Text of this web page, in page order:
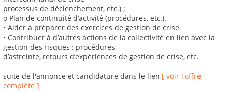
processus de déclenchement, etc.) ;
o Plan de continuité d’activité (procédures, etc.).
• Aider à préparer des exercices de gestion de crise
• Contribuer à d’autres actions de la collectivité en lien avec la
gestion des risques : procédures
d’astreinte, retours d’expériences de gestion de crise, etc.
suite de l'annonce et candidature dans le lien [ voir l'offre
complète ]